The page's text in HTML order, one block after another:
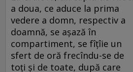
a doua, ce aduce la prima
vedere a domn, respectiv a
doamnă, se aşază în
compartiment, se fîţîie un
sfert de oră frecîndu-se de
toţi şi de toate, după care